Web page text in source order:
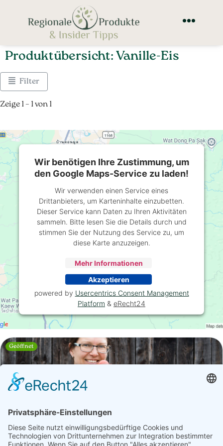
Produktübersicht: Vanille-Eis
Filter
Zeige 1 – 1 von 1
Geöffnet
Wir benötigen Ihre Zustimmung, um
den Google Maps-Service zu laden!
Wir verwenden einen Service eines
Drittanbieters, um Karteninhalte einzubetten.
Dieser Service kann Daten zu Ihren Aktivitäten
sammeln. Bitte lesen Sie die Details durch und
stimmen Sie der Nutzung des Service zu, um
diese Karte anzuzeigen.
Mehr Informationen
Akzeptieren
powered by Usercentrics Consent Management
Platform & eRecht24